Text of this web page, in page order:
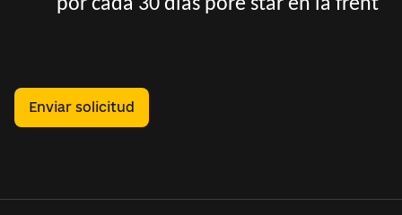
por cada 30 dias pore star en la frent
Enviar solicitud